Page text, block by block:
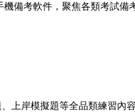
備考軟件，聚焦各類考試備
上岸模擬題等全品類練習內